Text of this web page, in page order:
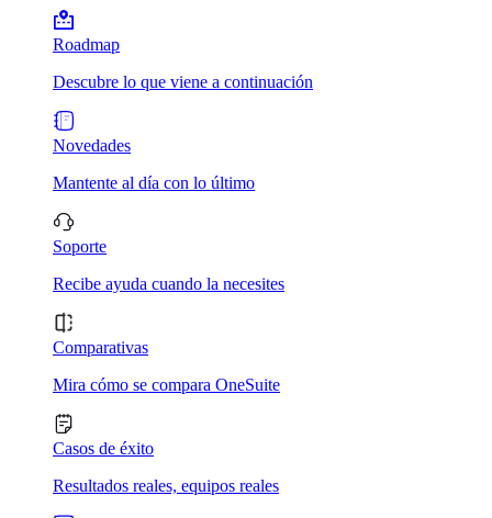
Roadmap
Descubre lo que viene a continuación
Novedades
Mantente al día con lo último
Soporte
Recibe ayuda cuando la necesites
Comparativas
Mira cómo se compara OneSuite
Casos de éxito
Resultados reales, equipos reales